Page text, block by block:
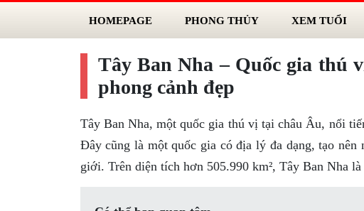
HOMEPAGE PHONG THỦY XEM TUỔI
Tây Ban Nha – Quốc gia thú
phong cảnh đẹp
Tây Ban Nha, một quốc gia thú vị tại châu Âu, nổi
Đây cũng là một quốc gia có địa lý đa dạng, tạo
giới. Trên diện tích hơn 505.990 km², Tây Ban Nha